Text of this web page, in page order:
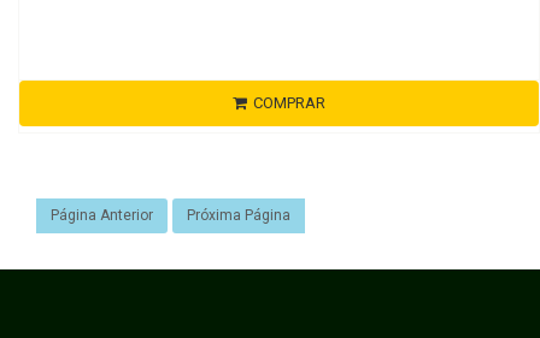
COMPRAR
Página Anterior Próxima Página